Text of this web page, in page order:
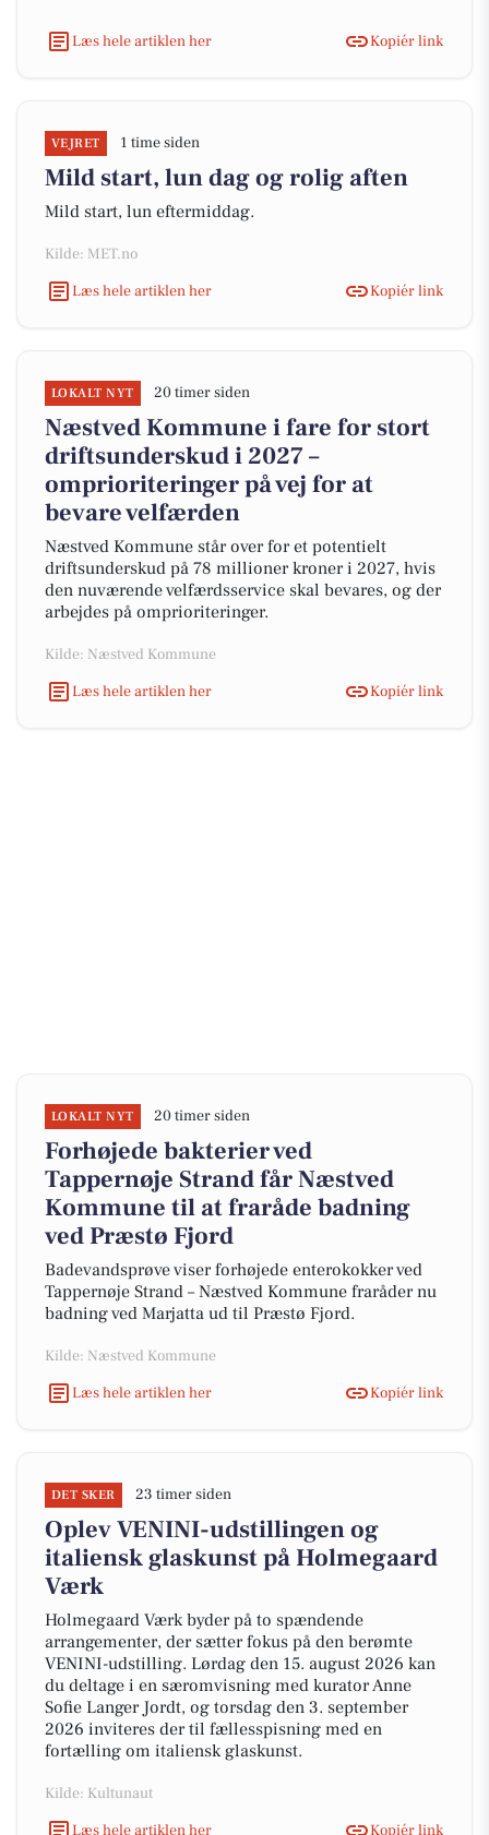
Læs hele artiklen her Kopiér link
VEJRET 1 time siden
Mild start, lun dag og rolig aften
Mild start, lun eftermiddag.
Kilde: MET.no
Læs hele artiklen her
Kopiér link
LOKALT NYT 20 timer siden
Næstved Kommune i fare for stort
driftsunderskud i 2027 –
omprioriteringer på vej for at
bevare velfærden
Næstved Kommune står over for et potentielt
driftsunderskud på 78 millioner kroner i 2027, hvis
den nuværende velfærdsservice skal bevares, og der
arbejdes på omprioriteringer.
Kilde: Næstved Kommune
Læs hele artiklen her
Kopiér link
LOKALT NYT 20 timer siden
Forhøjede bakterier ved
Tappernøje Strand får Næstved
Kommune til at fraråde badning
ved Præstø Fjord
Badevandsprøve viser forhøjede enterokokker ved
Tappernøje Strand – Næstved Kommune fraråder nu
badning ved Marjatta ud til Præstø Fjord.
Kilde: Næstved Kommune
Læs hele artiklen her
Kopiér link
DET SKER 23 timer siden
Oplev VENINI-udstillingen og
italiensk glaskunst på Holmegaard
Værk
Holmegaard Værk byder på to spændende
arrangementer, der sætter fokus på den berømte
VENINI-udstilling. Lørdag den 15. august 2026 kan
du deltage i en særomvisning med kurator Anne
Sofie Langer Jordt, og torsdag den 3. september
2026 inviteres der til fællesspisning med en
fortælling om italiensk glaskunst.
Kilde: Kultunaut
Læs hele artiklen her
Kopiér link